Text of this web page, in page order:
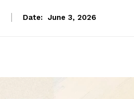
Date: June 3, 2026